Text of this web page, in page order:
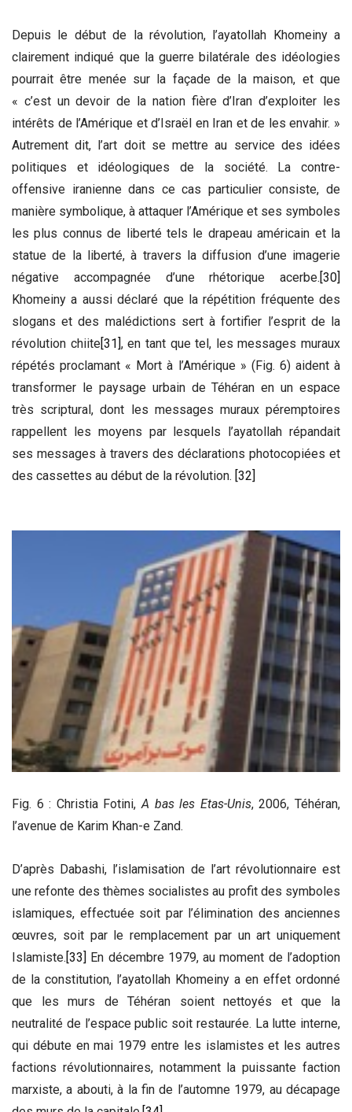
Depuis le début de la révolution, l’ayatollah Khomeiny a
clairement indiqué que la guerre bilatérale des idéologies
pourrait être menée sur la façade de la maison, et que
« c’est un devoir de la nation fière d’Iran d’exploiter les
intérêts de l’Amérique et d’Israël en Iran et de les envahir. »
Autrement dit, l’art doit se mettre au service des idées
politiques et idéologiques de la société. La contre-
offensive iranienne dans ce cas particulier consiste, de
manière symbolique, à attaquer l’Amérique et ses symboles
les plus connus de liberté tels le drapeau américain et la
statue de la liberté, à travers la diffusion d’une imagerie
négative accompagnée d’une rhétorique acerbe.[30]
Khomeiny a aussi déclaré que la répétition fréquente des
slogans et des malédictions sert à fortifier l’esprit de la
révolution chiite[31], en tant que tel, les messages muraux
répétés proclamant « Mort à l’Amérique » (Fig. 6) aident à
transformer le paysage urbain de Téhéran en un espace
très scriptural, dont les messages muraux péremptoires
rappellent les moyens par lesquels l’ayatollah répandait
ses messages à travers des déclarations photocopiées et
des cassettes au début de la révolution. [32]
Fig. 6 : Christia Fotini,A bas les Etas-Unis, 2006, Téhéran,
l’avenue de Karim Khan-e Zand.
D’après Dabashi, l’islamisation de l’art révolutionnaire est
une refonte des thèmes socialistes au profit des symboles
islamiques, effectuée soit par l’élimination des anciennes
œuvres, soit par le remplacement par un art uniquement
Islamiste. [33]
En décembre 1979, au moment de l’adoption
de la constitution, l’ayatollah Khomeiny a en effet ordonné
que les murs de Téhéran soient nettoyés et que la
neutralité de l’espace public soit restaurée. La lutte interne,
qui débute en mai 1979 entre les islamistes et les autres
factions révolutionnaires, notamment la puissante faction
marxiste, a abouti, à la fin de l’automne 1979, au décapage